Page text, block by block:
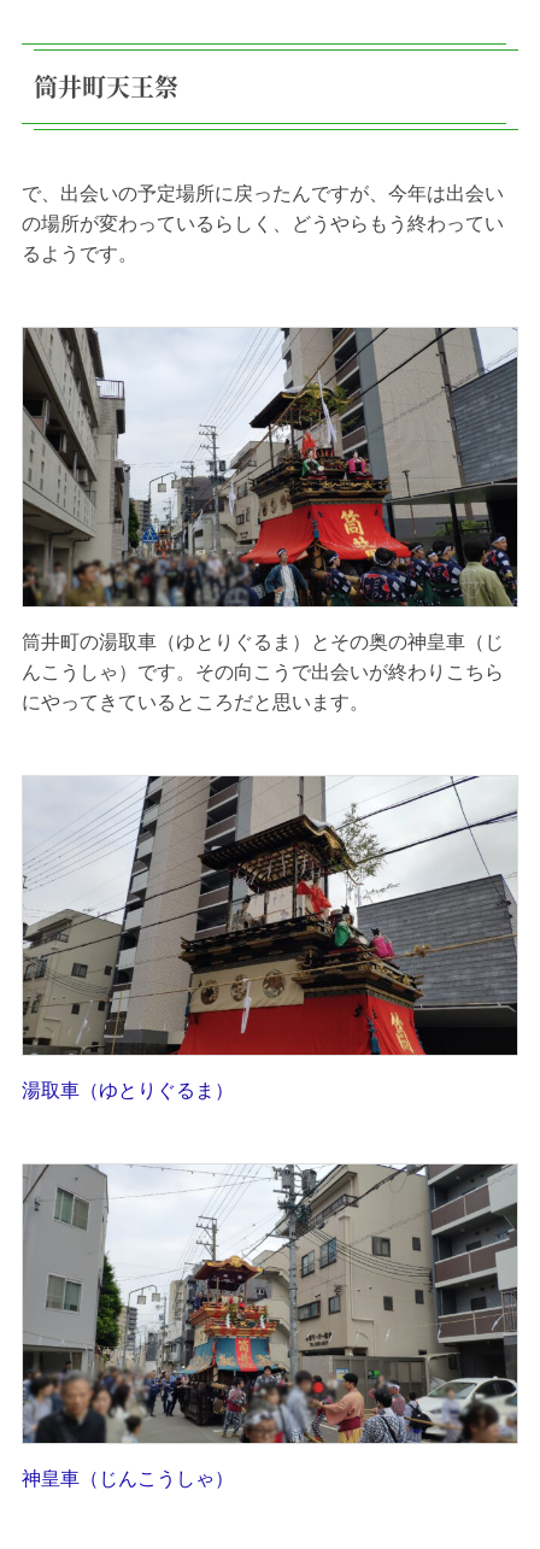
筒井町天王祭
で、出会いの予定場所に戻ったんですが、今年は出会い
の場所が変わっているらしく、どうやらもう終わってい
るようです。
筒井町の湯取車（ゆとりぐるま）とその奥の神皇車（じ
んこうしゃ）です。その向こうで出会いが終わりこちら
にやってきているところだと思います。
湯取車（ゆとりぐるま）
神皇車（じんこうしゃ）